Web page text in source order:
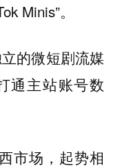
Minis”。
的微短剧流媒
通主站账号数
市场，起势相